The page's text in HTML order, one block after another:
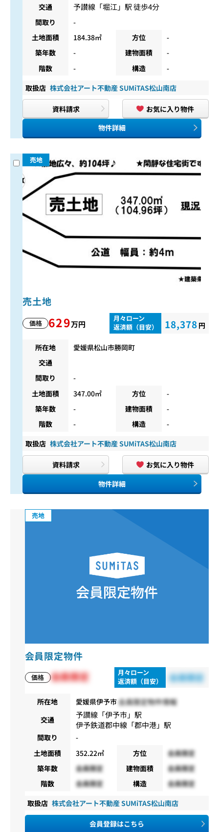
交通 予讃線 「堀江 」駅 徒歩4分
間取り
-
土地面積
184.38㎡ 方位
-
築年数
- 建物面積
-
階数
- 構造 -
取扱店 株式会社アート不動産 SUMiTAS松山南店
資料請求
お気に入り物件
物件詳細
売地
売土地
価格 629万円
月々ローン
返済額（目安）
18,378 円
所在地
愛媛県松山市勝岡町
交通
間取り
-
土地面積
347.00㎡ 方位
-
築年数
- 建物面積
-
階数
- 構造 -
取扱店 株式会社アート不動産 SUMiTAS松山南店
資料請求
お気に入り物件
物件詳細
売地
会員限定物件
価格 会員限定
月々ローン
返済額（目安）
会員限定
所在地 愛媛県伊予市会員限定物件情報
交通 予讃線 「伊予市」駅
伊予鉄道郡中線 「郡中港」駅
間取り
-
土地面積
352.22㎡ 方位
会員限定
築年数
会員限定 建物面積
会員限定
階数
会員限定 構造 会員限定
取扱店 株式会社アート不動産 SUMiTAS松山南店
会員登録はこちら